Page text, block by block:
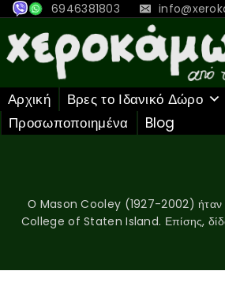
6946381803
Αρχική Βρες το Ιδανικό Δώρο
Προσωποποιημένα
Blog
Ο Mason Cooley (1927-2002) ήταν
College of Staten Island. Επίσης,